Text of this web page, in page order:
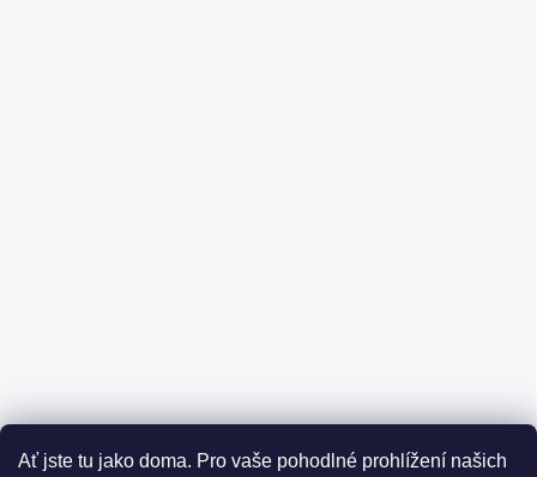
Ať jste tu jako doma. Pro vaše pohodlné prohlížení našich